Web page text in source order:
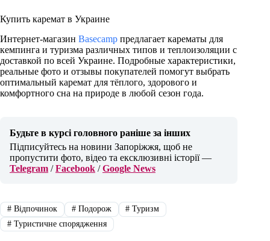
Купить каремат в Украине
Интернет-магазин Basecamp предлагает карематы для
кемпинга и туризма различных типов и теплоизоляции с
доставкой по всей Украине. Подробные характеристики,
реальные фото и отзывы покупателей помогут выбрать
оптимальный каремат для тёплого, здорового и
комфортного сна на природе в любой сезон года.
Будьте в курсі головного раніше за інших
Підписуйтесь на новини Запоріжжя, щоб не
пропустити фото, відео та ексклюзивні історії —
Telegram /Facebook /Google News
#Відпочинок #Подорож # Туризм
#Туристичне спорядження